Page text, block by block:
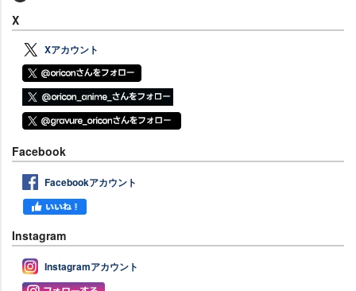
X
Xアカウント
Facebook
Facebookアカウント
Instagram
Instagramアカウント